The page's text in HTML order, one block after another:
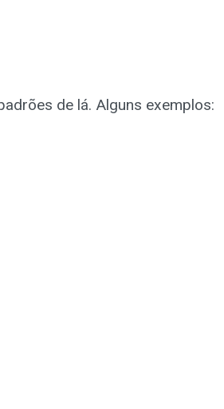
de lá. Alguns exemplos: